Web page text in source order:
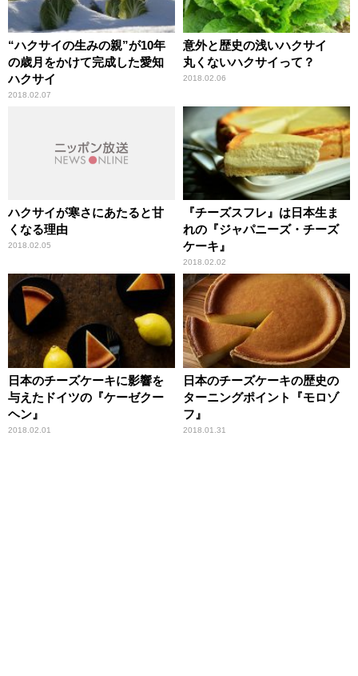
“ハクサイの生みの親”が10年
の歳月をかけて完成した愛知
ハクサイ
2018.02.07
意外と歴史の浅いハクサイ
丸くないハクサイって？
2018.02.06
ハクサイが寒さにあたると甘
くなる理由
2018.02.05
『チーズスフレ』は日本生ま
れの『ジャパニーズ・チーズ
ケーキ』
2018.02.02
日本のチーズケーキに影響を
与えたドイツの『ケーゼクー
ヘン』
2018.02.01
日本のチーズケーキの歴史の
ターニングポイント『モロゾ
フ』
2018.01.31